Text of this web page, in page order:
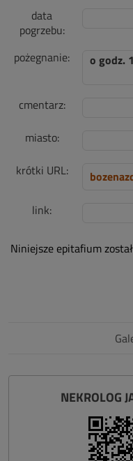
data
pogrzebu:
pożegnanie:
o godz.
cmentarz:
miasto:
krótki URL:
link:
Niniejsze epitafium
NEKROLOG